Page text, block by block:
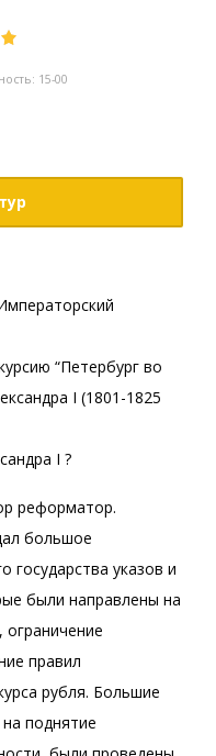
15-00
“Петербург во
I (1801-1825
I ?
реформатор.
большое
государства указов и
были направлены на
правил
рубля. Большие
поднятие